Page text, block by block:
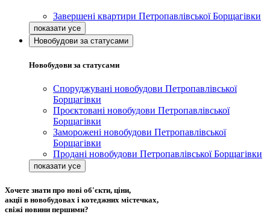
Завершені квартири Петропавлівської Борщагівки
Новобудови за статусами
Новобудови за статусами
Споруджувані новобудови Петропавлівської
Борщагівки
Проєктовані новобудови Петропавлівської
Борщагівки
Заморожені новобудови Петропавлівської
Борщагівки
Продані новобудови Петропавлівської Борщагівки
Хочете знати про нові об'єкти, ціни,
акції в новобудовах і котеджних містечках,
свіжі новини першими?